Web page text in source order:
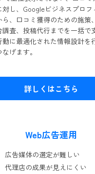
し、Googleビジネスプロフ
ら、口コミ獲得のための施策
調査、投稿代行までを一括で
に最適化された情報設計を
げます。
詳しくはこちら
Web広告運用
広告媒体の選定が難しい
代理店の成果が見えにくい